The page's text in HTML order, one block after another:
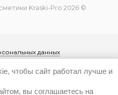
Kraski-Pro 2026 ©
данных
чтобы сайт работал лучше и
вы соглашаетесь на